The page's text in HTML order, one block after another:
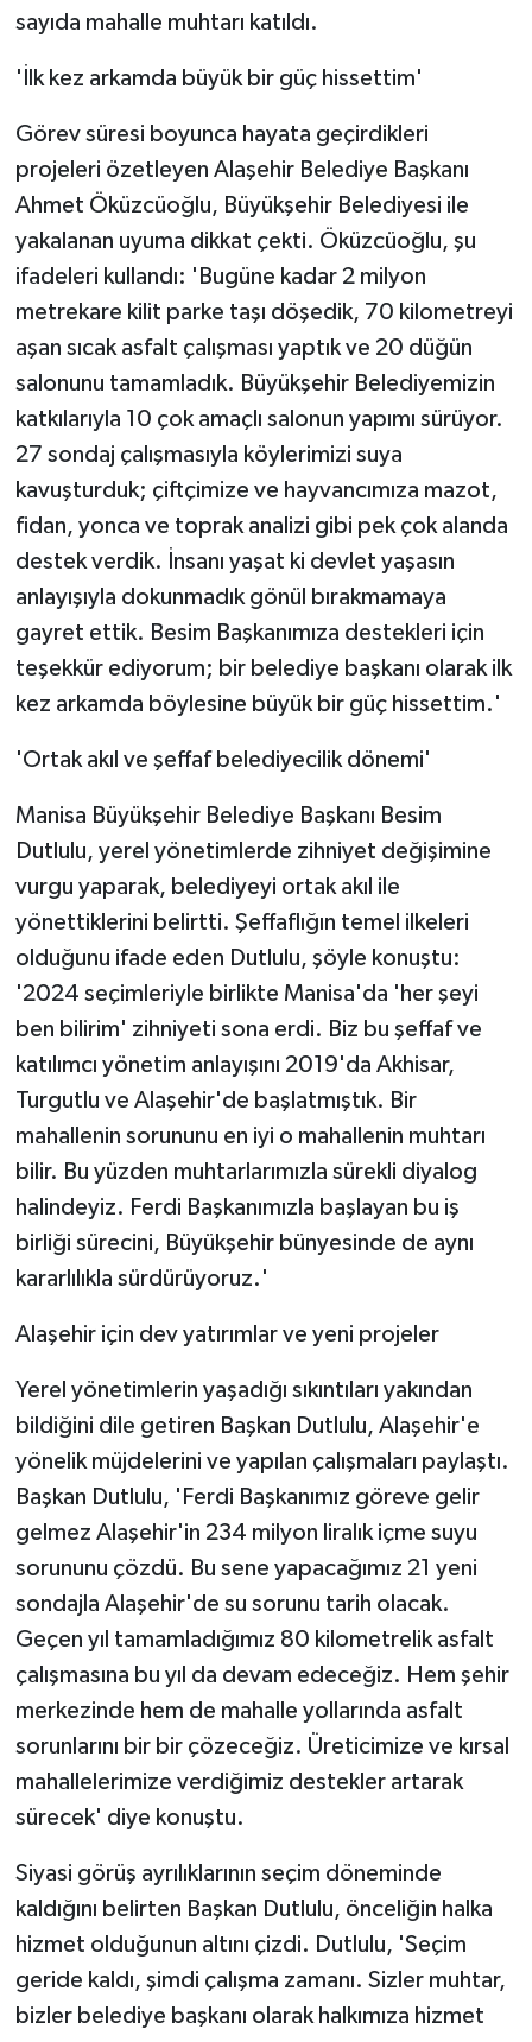
sayıda mahalle muhtarı katıldı.
'İlk kez arkamda büyük bir güç hissettim'
Görev süresi boyunca hayata geçirdikleri
projeleri özetleyen Alaşehir Belediye Başkanı
Ahmet Öküzcüoğlu, Büyükşehir Belediyesi ile
yakalanan uyuma dikkat çekti. Öküzcüoğlu, şu
ifadeleri kullandı: 'Bugüne kadar 2 milyon
metrekare kilit parke taşı döşedik, 70 kilometreyi
aşan sıcak asfalt çalışması yaptık ve 20 düğün
salonunu tamamladık. Büyükşehir Belediyemizin
katkılarıyla 10 çok amaçlı salonun yapımı sürüyor.
27 sondaj çalışmasıyla köylerimizi suya
kavuşturduk; çiftçimize ve hayvancımıza mazot,
fidan, yonca ve toprak analizi gibi pek çok alanda
destek verdik. İnsanı yaşat ki devlet yaşasın
anlayışıyla dokunmadık gönül bırakmamaya
gayret ettik. Besim Başkanımıza destekleri için
teşekkür ediyorum; bir belediye başkanı olarak ilk
kez arkamda böylesine büyük bir güç hissettim.'
'Ortak akıl ve şeffaf belediyecilik dönemi'
Manisa Büyükşehir Belediye Başkanı Besim
Dutlulu, yerel yönetimlerde zihniyet değişimine
vurgu yaparak, belediyeyi ortak akıl ile
yönettiklerini belirtti. Şeffaflığın temel ilkeleri
olduğunu ifade eden Dutlulu, şöyle konuştu:
'2024 seçimleriyle birlikte Manisa'da 'her şeyi
ben bilirim' zihniyeti sona erdi. Biz bu şeffaf ve
katılımcı yönetim anlayışını 2019'da Akhisar,
Turgutlu ve Alaşehir'de başlatmıştık. Bir
mahallenin sorununu en iyi o mahallenin muhtarı
bilir. Bu yüzden muhtarlarımızla sürekli diyalog
halindeyiz. Ferdi Başkanımızla başlayan bu iş
birliği sürecini, Büyükşehir bünyesinde de aynı
kararlılıkla sürdürüyoruz.'
Alaşehir için dev yatırımlar ve yeni projeler
Yerel yönetimlerin yaşadığı sıkıntıları yakından
bildiğini dile getiren Başkan Dutlulu, Alaşehir'e
yönelik müjdelerini ve yapılan çalışmaları paylaştı.
Başkan Dutlulu, 'Ferdi Başkanımız göreve gelir
gelmez Alaşehir'in 234 milyon liralık içme suyu
sorununu çözdü. Bu sene yapacağımız 21 yeni
sondajla Alaşehir'de su sorunu tarih olacak.
Geçen yıl tamamladığımız 80 kilometrelik asfalt
çalışmasına bu yıl da devam edeceğiz. Hem şehir
merkezinde hem de mahalle yollarında asfalt
sorunlarını bir bir çözeceğiz. Üreticimize ve kırsal
mahallelerimize verdiğimiz destekler artarak
sürecek' diye konuştu.
Siyasi görüş ayrılıklarının seçim döneminde
kaldığını belirten Başkan Dutlulu, önceliğin halka
hizmet olduğunun altını çizdi. Dutlulu, 'Seçim
geride kaldı, şimdi çalışma zamanı. Sizler muhtar,
bizler belediye başkanı olarak halkımıza hizmet
Sağlık
SPOR HABERLERİ
TEKNOLOJİ
Turizm
ÜLKE GÜNDEMİ
YAŞAM
YEREL